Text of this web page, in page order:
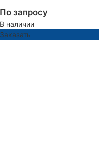
По запросу
В наличии
Заказать